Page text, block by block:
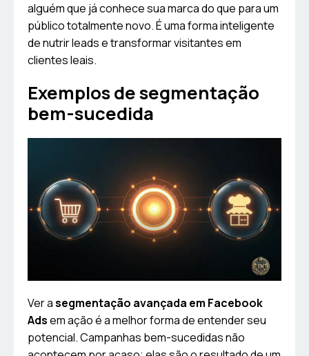
alguém que já conhece sua marca do que para um
público totalmente novo. É uma forma inteligente
de nutrir leads e transformar visitantes em
clientes leais.
Exemplos de segmentação
bem-sucedida
Ver asegmentação avançada em Facebook
Adsem ação é a melhor forma de entender seu
potencial. Campanhas bem-sucedidas não